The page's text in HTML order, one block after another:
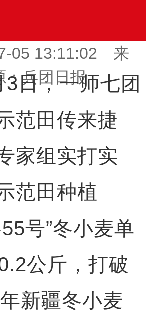
05 13:11:02 来
：兵团日报
，一师七团
范田传来捷
家组实打实
范田种植
号”冬小麦单
公斤，打破
新疆冬小麦